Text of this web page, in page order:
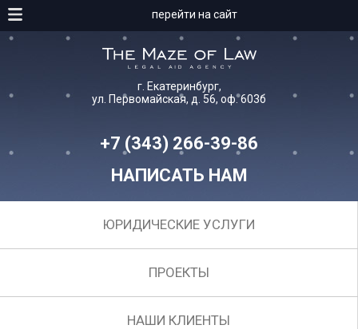
перейти на сайт
г. Екатеринбург,
ул. Первомайская, д. 56, оф. 603б
+7 (343) 266-39-86
НАПИСАТЬ НАМ
ЮРИДИЧЕСКИЕ УСЛУГИ
ПРОЕКТЫ
НАШИ КЛИЕНТЫ